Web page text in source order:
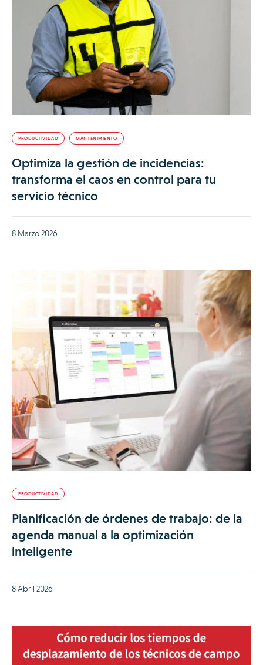
PRODUCTIVIDAD MANTENIMIENTO
Optimiza la gestión de incidencias:
transforma el caos en control para tu
servicio técnico
8 Marzo 2026
PRODUCTIVIDAD
Planificación de órdenes de trabajo: de la
agenda manual a la optimización
inteligente
8 Abril 2026